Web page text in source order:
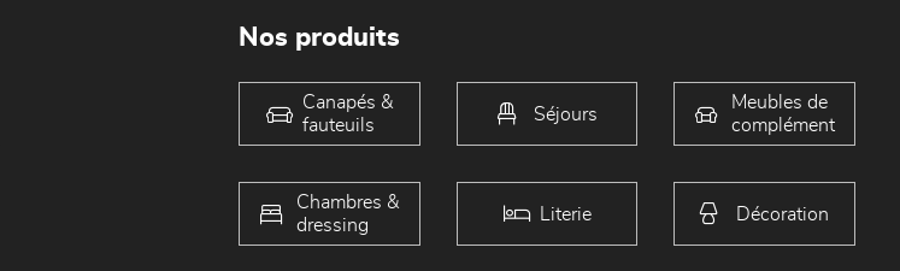
Nos produits
Canapés &
fauteuils
Séjours
Meubles de
complément
Chambres &
dressing
Literie Décoration